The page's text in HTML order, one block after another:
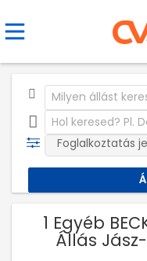
Foglalkoztatás
1 Egyéb
Állás